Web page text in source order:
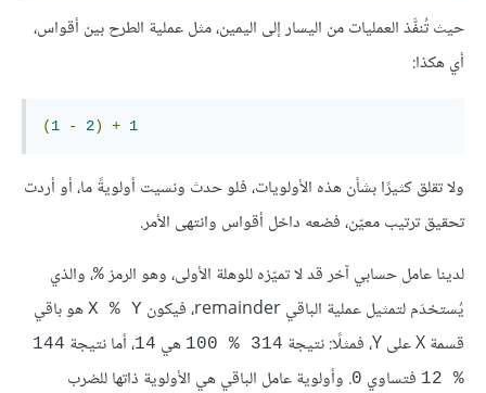
حيث تُنفَّذ العمليات من اليسار إلى اليمين، مثل عملية الطرح بين أقواس،
أي هكذا:
(1 - 2) + 1
ولا تقلق كثيرًا بشأن هذه الأولويات، فلو حدث ونسيت أولويةً ما، أو أردت
تحقيق ترتيب معيّن، فضعه داخل أقواس وانتهى الأمر.
لدينا عامل حسابي آخر قد لا تميّزه للوهلة الأولى، وهو الرمز%، والذي
يُستخدَم لتمثيل عملية الباقي remainder، فيكون
X % Y هو باقي
قسمة X على Y، فمثلًا: نتيجة
314 % 100 هي 14، أما نتيجة
% 12
فتساوي 0. وأولوية عامل الباقي هي الأولوية ذاتها للضرب